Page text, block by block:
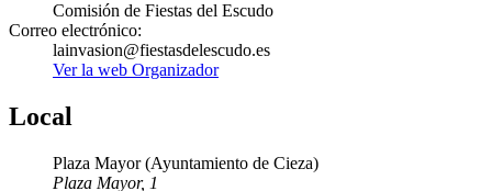
Comisión de Fiestas del Escudo
Correo electrónico:
lainvasion@fiestasdelescudo.es
Ver la web Organizador
Local
Plaza Mayor (Ayuntamiento de Cieza)
Plaza Mayor, 1